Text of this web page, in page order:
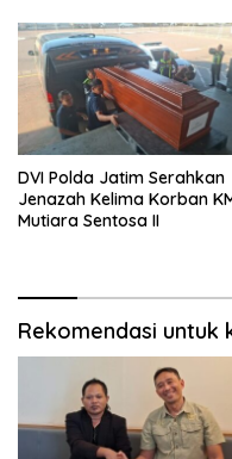
DVI Polda Jatim Serahkan
Jenazah Kelima Korban
Mutiara Sentosa II
Rekomendasi untuk